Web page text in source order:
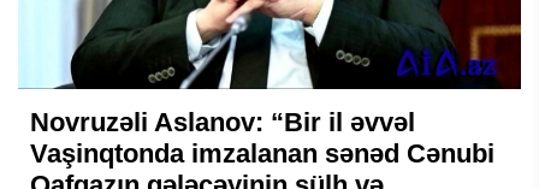
Novruzəli Aslanov: “Bir il əvvəl
Vaşinqtonda imzalanan sənəd Cənubi